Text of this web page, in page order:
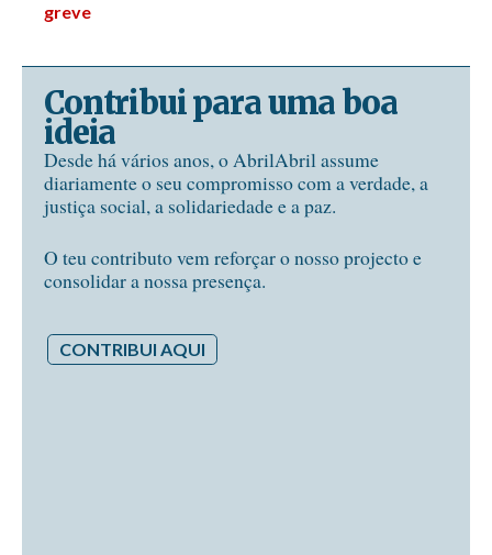
greve
Contribui para uma boa
ideia
Desde há vários anos, o AbrilAbril assume
diariamente o seu compromisso com a verdade, a
justiça social, a solidariedade e a paz.
O teu contributo vem reforçar o nosso projecto e
consolidar a nossa presença.
CONTRIBUI AQUI